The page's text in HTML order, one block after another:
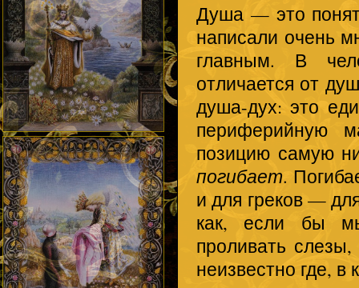
Душа — это
написали очень
главным. В
отличается от
душа-дух: это
периферийную
позицию самую
погибает.
и для греков —
как, если бы
проливать
неизвестно где, в